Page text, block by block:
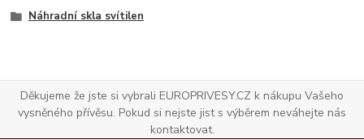
Náhradní skla svítilen
Děkujeme že jste si vybrali EUROPRIVESY.CZ k nákupu Vašeho
vysněného přívěsu. Pokud si nejste jist s výběrem neváhejte nás
kontaktovat.